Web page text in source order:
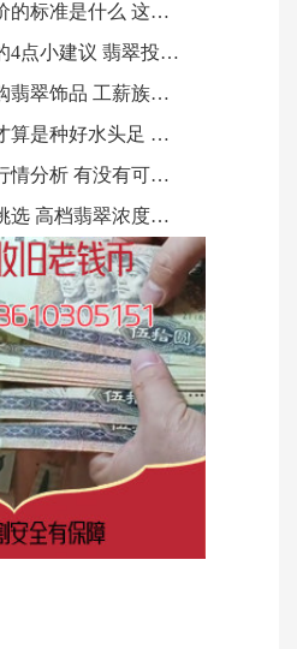
翡翠的质量评价的标准是什么 这五点缺一不可
给翡翠投资者的4点小建议 翡翠投资者必看
工薪族如何选购翡翠饰品 工薪族选购翡翠攻略
什么样的翡翠才算是种好水头足 翡翠有多少个种类
近期翡翠市场行情分析 有没有可能降价
翡翠翠色怎样挑选 高档翡翠浓度一般是多少